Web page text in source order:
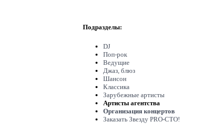
Подразделы:
DJ
Поп-рок
Ведущие
Джаз, блюз
Шансон
Классика
Зарубежные артисты
Артисты агентства
Организация концертов
Заказать Звезду PRO-СТО!